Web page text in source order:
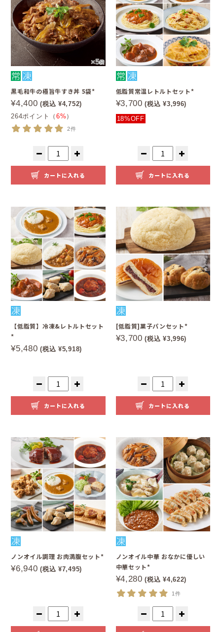
黒毛和牛の極旨牛すき丼 5袋*
¥4,400 (税込 ¥4,752)
264ポイント（ 6% ）
2件
カートに入れる
低脂質常温レトルトセット*
¥3,700 (税込 ¥3,996)
18%OFF
カートに入れる
【低脂質】冷凍&レトルトセット
*
¥5,480 (税込 ¥5,918)
カートに入れる
[低脂質]菓子パンセット*
¥3,700 (税込 ¥3,996)
カートに入れる
ノンオイル調理 お肉満腹セット*
¥6,940 (税込 ¥7,495)
ノンオイル中華 おなかに優しい
中華セット*
¥4,280 (税込 ¥4,622)
1件